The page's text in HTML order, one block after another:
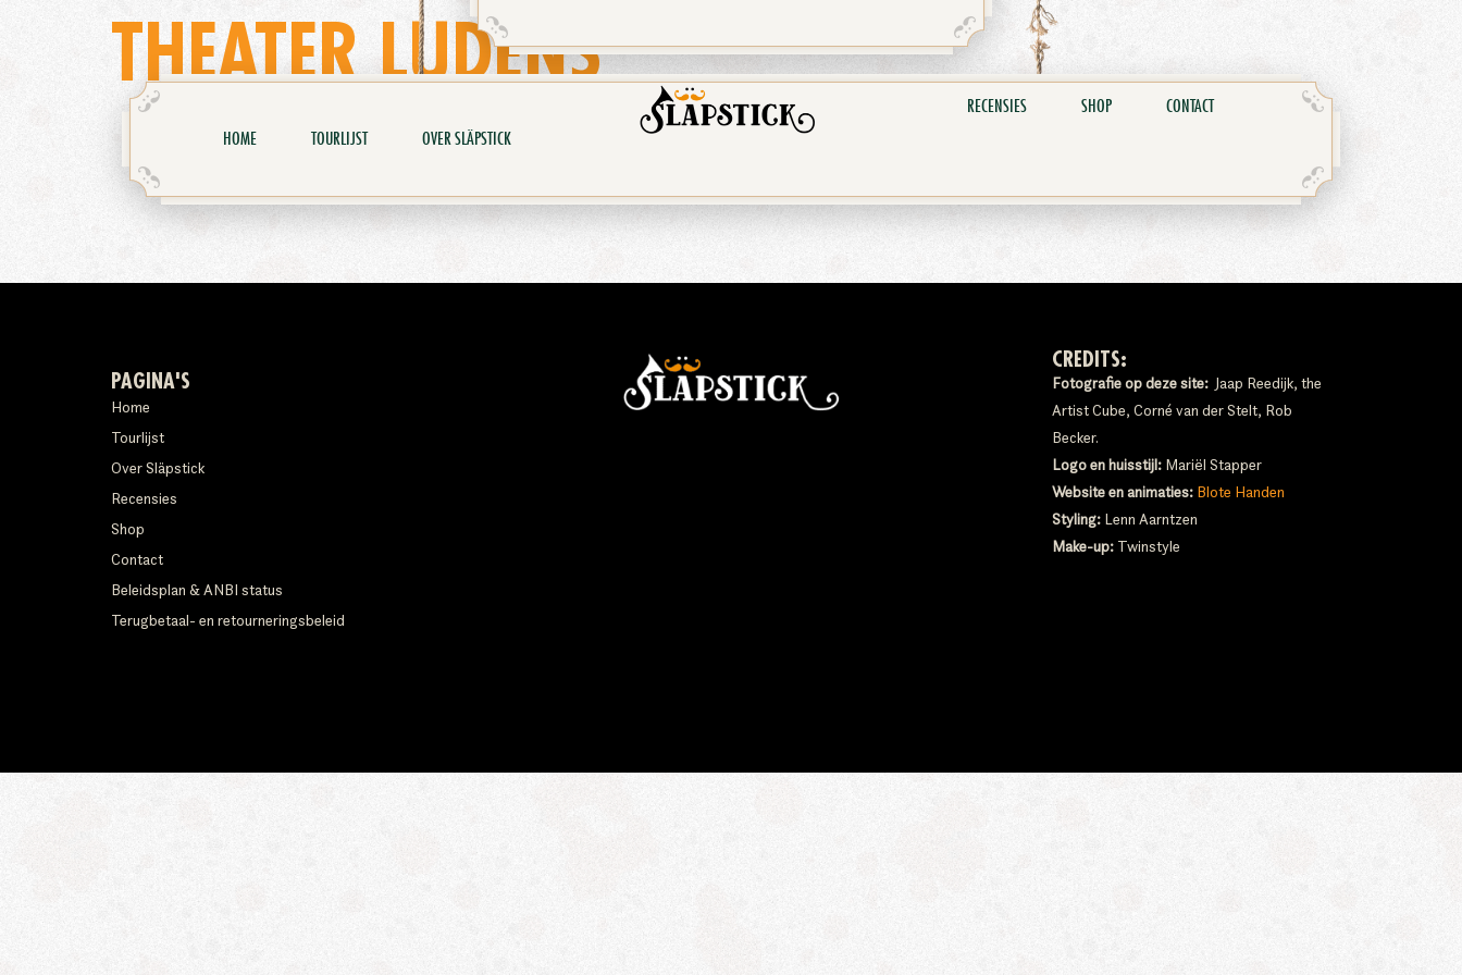
HOME TOURLIJST OVER SLÄPSTICK
RECENSIES SHOP CONTACT
THEATER LUDENS
PAGINA'S
Home
Tourlijst
Over Släpstick
Recensies
Shop
Contact
Beleidsplan & ANBI status
Terugbetaal- en retourneringsbeleid
CREDITS:
Fotografie op deze site: Jaap Reedijk, the
Artist Cube, Corné van der Stelt, Rob
Becker.
Logo en huisstijl: Mariël Stapper
Website en animaties: Blote Handen
Styling: Lenn Aarntzen
Make-up: Twinstyle